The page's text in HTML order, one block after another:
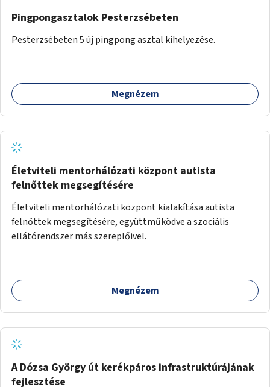
Pingpongasztalok Pesterzsébeten
Pesterzsébeten 5 új pingpong asztal kihelyezése.
Megnézem
Életviteli mentorhálózati központ autista
felnőttek megsegítésére
Életviteli mentorhálózati központ kialakítása autista
felnőttek megsegítésére, együttműködve a szociális
ellátórendszer más szereplőivel.
Megnézem
A Dózsa György út kerékpáros infrastruktúrájának
fejlesztése